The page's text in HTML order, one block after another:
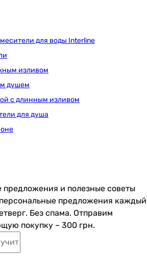
Lidz Gloria 005
Lidz Lamb 1401
для воды Interline
изливом
душем
с длинным изливом
для душа
предложения и полезные советы
предложения каждый
Без спама. Отправим
покупку – 300 грн.